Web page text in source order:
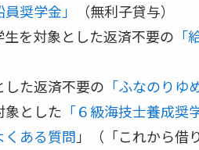
員奨学金」
（無利子貸与）
を対象とした返済不要の
した返済不要の 「ふなのりゆ
象とした 「６級海技士養成奨
くある質問」（「これから借